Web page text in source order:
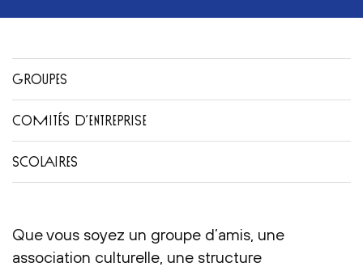
GROUPES
COMITÉS D’ENTREPRISE
SCOLAIRES
Que vous soyez un groupe d’amis, une
association culturelle, une structure